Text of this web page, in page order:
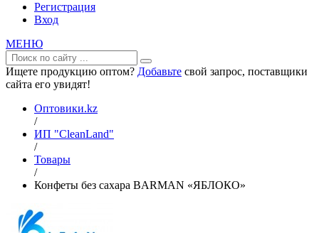
Регистрация
Вход
МЕНЮ
Ищете продукцию оптом? Добавьте свой запрос, поставщики
сайта его увидят!
Оптовики.kz
/
ИП "CleanLand"
/
Товары
/
Конфеты без сахара BARMAN «ЯБЛОКО»